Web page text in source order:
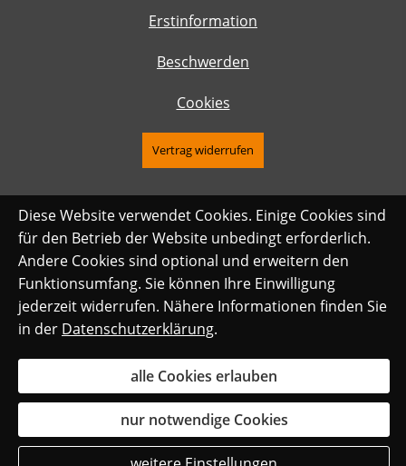
Erstinformation
Beschwerden
Cookies
Vertrag widerrufen
Diese Website verwendet Cookies. Einige Cookies sind
für den Betrieb der Website unbedingt erforderlich.
Andere Cookies sind optional und erweitern den
Funktionsumfang. Sie können Ihre Einwilligung
jederzeit widerrufen. Nähere Informationen finden Sie
in der Datenschutzerklärung.
alle Cookies erlauben
nur notwendige Cookies